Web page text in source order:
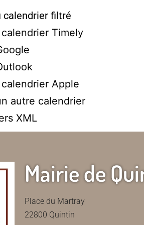
calendrier filtré
Timely
Apple
autre calendrier
XML
Mairie de
Place du Martray
22800 Quintin